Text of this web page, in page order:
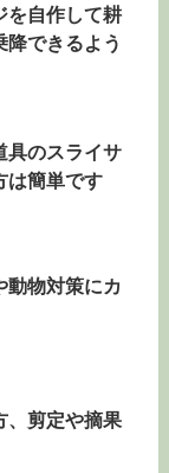
を自作して耕
降できるよう
具のスライサ
は簡単です
動物対策にカ
、剪定や摘果